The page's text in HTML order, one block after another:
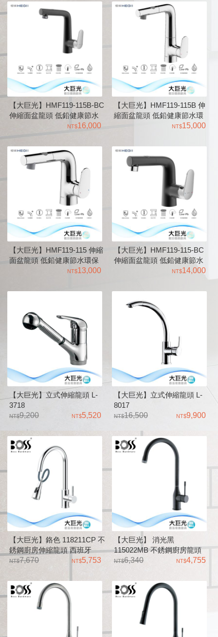
【大巨光】HMF119-115B-BC
伸縮面盆龍頭 低鉛健康節水
16,000
【大巨光】HMF119-115B 伸
縮面盆龍頭 低鉛健康節水環
15,000
【大巨光】HMF119-115 伸縮
面盆龍頭 低鉛健康節水環保
13,000
【大巨光】HMF119-115-BC
伸縮面盆龍頭 低鉛健康節水
14,000
【大巨光】立式伸縮龍頭 L-
3718
9,200
5,520
【大巨光】立式伸縮龍頭 L-
8017
16,500
9,900
【大巨光】鉻色 118211CP 不
銹鋼廚房伸縮龍頭 西班牙
SEDAL 閥芯 35 低腳 大樓及
7,670 5,753
【大巨光】 消光黑
115022MB 不銹鋼廚房龍頭
西班牙 SEDAL 閥芯 35 低腳
6,340 4,755